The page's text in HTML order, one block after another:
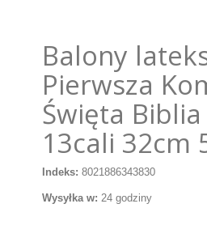
Balony
Pierwsza
Święta Biblia
13cali 32cm
Indeks: 8021886343830
Wysyłka w: 24 godziny